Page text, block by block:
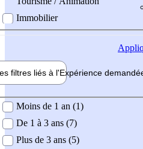
Immobilier
filtres liés à l'Expérience
demandée
Moins de 1 an (1)
De 1 à 3 ans (7)
Plus de 3 ans (5)